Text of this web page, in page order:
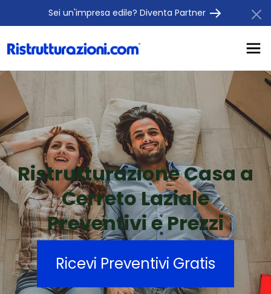
Sei un'impresa edile? Diventa Partner
Ristrutturazione Casa a
Cerreto Laziale
Preventivi e Prezzi
Ricevi Preventivi Gratis